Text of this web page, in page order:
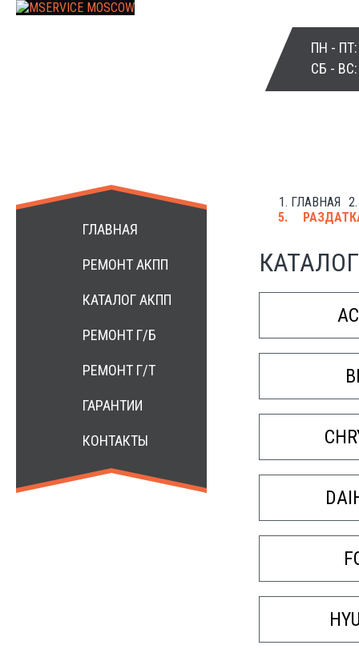
ПН -
СБ -
+7 499 3984172
ГЛАВНАЯ
РЕМОНТ АКПП
КАТАЛОГ АКПП
РЕМОНТ Г/Б
РЕМОНТ Г/Т
ГАРАНТИИ
КОНТАКТЫ
ГЛАВНАЯ
КАТАЛОГ